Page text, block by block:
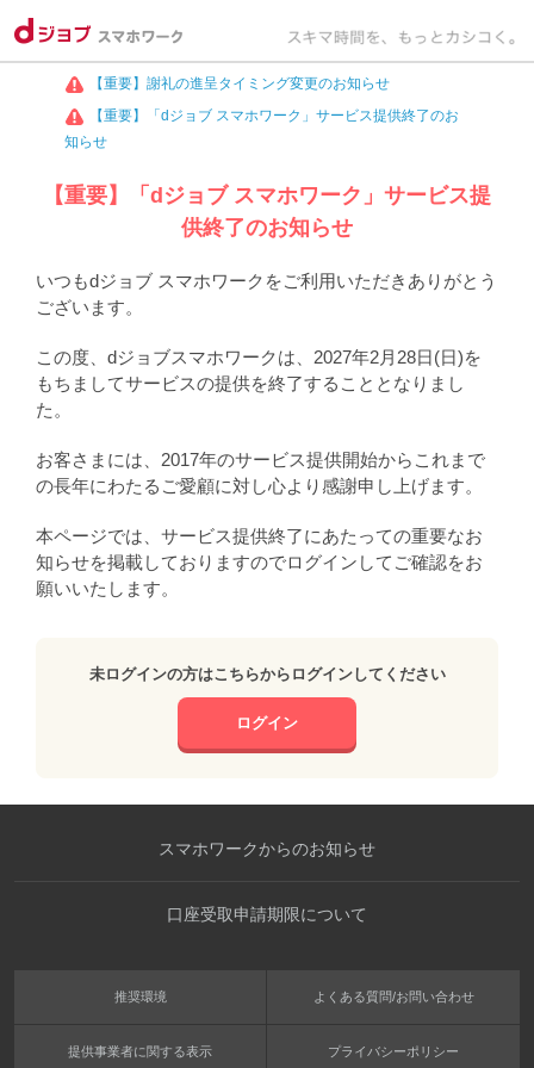
【重要】謝礼の進呈タイミング変更のお知らせ
【重要】「dジョブ スマホワーク」サービス提供終了のお
知らせ
【重要】「dジョブ スマホワーク」サービス提
供終了のお知らせ
いつもdジョブ スマホワークをご利用いただきありがとう
ございます。
この度、dジョブスマホワークは、2027年2月28日(日)を
もちましてサービスの提供を終了することとなりまし
た。
お客さまには、2017年のサービス提供開始からこれまで
の長年にわたるご愛顧に対し心より感謝申し上げます。
本ページでは、サービス提供終了にあたっての重要なお
知らせを掲載しておりますのでログインしてご確認をお
願いいたします。
未ログインの方はこちらからログインしてください
ログイン
スマホワークからのお知らせ
口座受取申請期限について
推奨環境 よくある質問/お問い合わせ
提供事業者に関する表示 プライバシーポリシー